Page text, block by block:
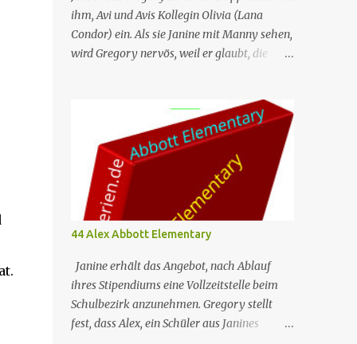
ihm, Avi und Avis Kollegin Olivia (Lana
Condor) ein. Als sie Janine mit Manny sehen,
wird Gregory nervös, weil er glaubt, die
Ava einen Buchclub mit verschiedenen
Lehrern; das erste Treffen artet jedoch in
einen heftigen Streit aus, da die Mitglieder
das Buch, das sie lesen – „Parable of the
Sower“ –, unterschiedlich interpretieren. Nr.
(ges.) 46 Deutscher Titel Doppeldate Serie
Abbott Elementary Staffel Staffel 3 Nr. (St.)
11 Original­titel Double Date Regie Razan
Ghalayini Drehbuch Garrett Werner
Erstaus­strahlung (USA) 1. Mai 2024
Deutsch­sprachige Erst­veröffent­lichung
(D/A/CH) 14. Aug. 2024 Abbott Elementary
44 Alex Abbott Elementary
Janine erhält das Angebot, nach Ablauf
ihres Stipendiums eine Vollzeitstelle beim
Schulbezirk anzunehmen. Gregory stellt
fest, dass Alex, ein Schüler aus Janines